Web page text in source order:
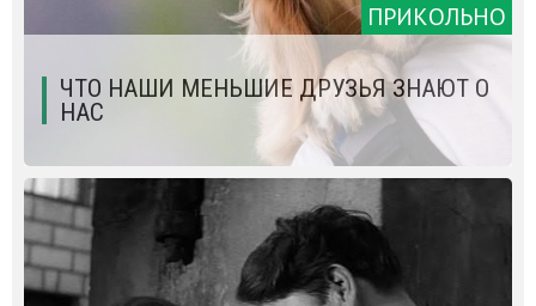
ПРИКОЛЬНО
ЧТО НАШИ МЕНЬШИЕ ДРУЗЬЯ ЗНАЮТ О
НАС